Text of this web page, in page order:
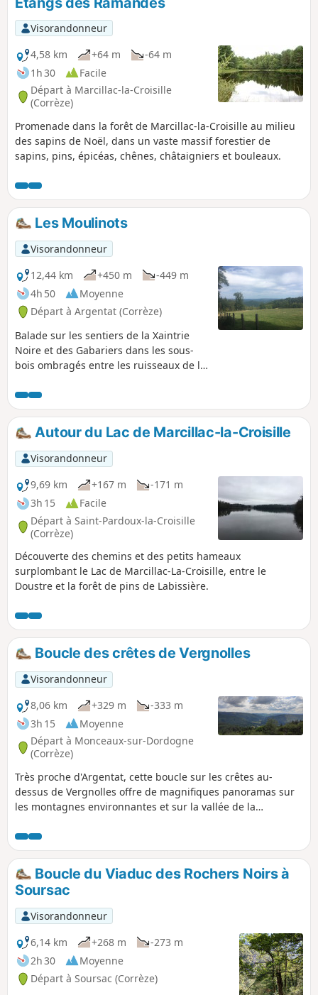
Visorandonneur
4,58 km
+64 m
-64 m
1h 30
Facile
Départ à Marcillac-la-Croisille
(Corrèze)
Promenade dans la forêt de Marcillac-la-Croisille au milieu
des sapins de Noël, dans un vaste massif forestier de
sapins, pins, épicéas, chênes, châtaigniers et bouleaux.
Les Moulinots
Visorandonneur
12,44 km
+450 m
-449 m
4h 50
Moyenne
Départ à Argentat (Corrèze)
Balade sur les sentiers de la Xaintrie
Noire et des Gabariers dans les sous-
bois ombragés entre les ruisseaux de la
de couleur Jaune sur tout le tracé et
numéroté (6).
Autour du Lac de Marcillac-la-Croisille
Visorandonneur
9,69 km
+167 m
-171 m
3h 15
Facile
Départ à Saint-Pardoux-la-Croisille
(Corrèze)
Découverte des chemins et des petits hameaux
surplombant le Lac de Marcillac-La-Croisille, entre le
Doustre et la forêt de pins de Labissière.
Boucle des crêtes de Vergnolles
Visorandonneur
8,06 km
+329 m
-333 m
3h 15
Moyenne
Départ à Monceaux-sur-Dordogne
(Corrèze)
Très proche d'Argentat, cette boucle sur les crêtes au-
dessus de Vergnolles offre de magnifiques panoramas sur
les montagnes environnantes et sur la vallée de la
Boucle du Viaduc des Rochers Noirs à
Soursac
Visorandonneur
6,14 km
+268 m
-273 m
2h 30
Moyenne
Départ à Soursac (Corrèze)